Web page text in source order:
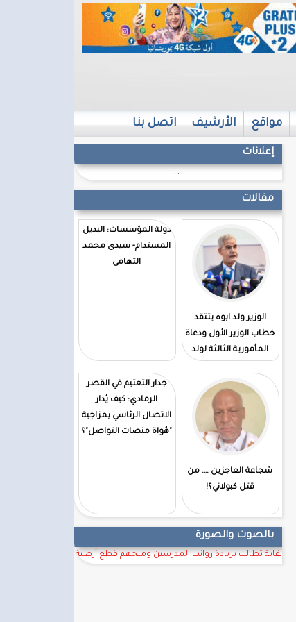
مواقع الأرشيف اتصل بنا
إعلانات
...
مقالات
الوزير ولد ابوه يتتقد
خطاب الوزير الأول ودعاة
المأمورية الثالثة لولد
دولة المؤسسات: البديل
المستدام- سيدى محمد
التهامى
شجاعة العاجزين …. من
قتل كبولاني؟!
جدار التعتيم في القصر
الرمادي: كيف يُدار
الاتصال الرئاسي بمزاجية
"هُواة منصات التواصل"؟
بالصوت والصورة
نقابة تطالب بزيادة رواتب المدرسين ومنحهم قطع أرضية